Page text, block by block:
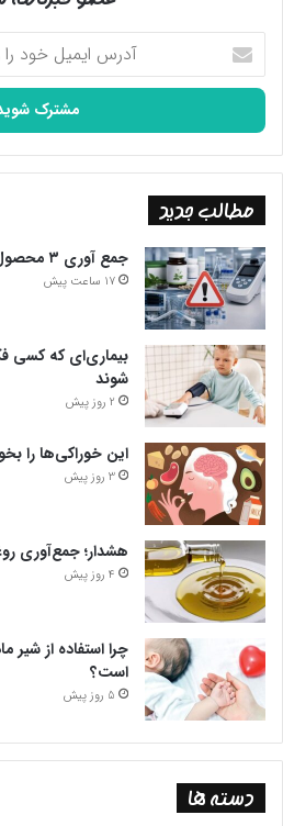
کارهایم رسانه‌ای نشود، اما وقتی عمق
انعکاس فعالیت جهادی پای خیرین را
پایان پیام/
آدرس
ایمیل
خود
وارد
کنید
مطالب جدید
جمع آوری ۳ محصول سلامت‌محور از بازار/ اسامی
17 ساعت پیش
بیماری‌ای که کسی
شوند
2 روز پیش
این خوراکی‌ها را
3 روز پیش
هشدار؛ جمع‌آوری
4 روز پیش
چرا استفاده از شیر
است؟
5 روز پیش
دسته ها